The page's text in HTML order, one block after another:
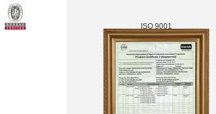
ISO 9001